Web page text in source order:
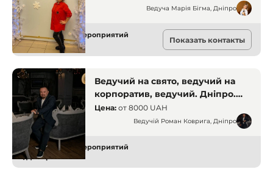
Ведуча Марія Бігма, Дніпро
Ведущие для мероприятий
Днепр
Показать контакты
Ведучий на свято, ведучий на
корпоратив, ведучий. Дніпро.
Ведучі
Цена: от 8000 UAH
Ведучій Роман Коврига, Дніпро
Ведущие для мероприятий
Днепр